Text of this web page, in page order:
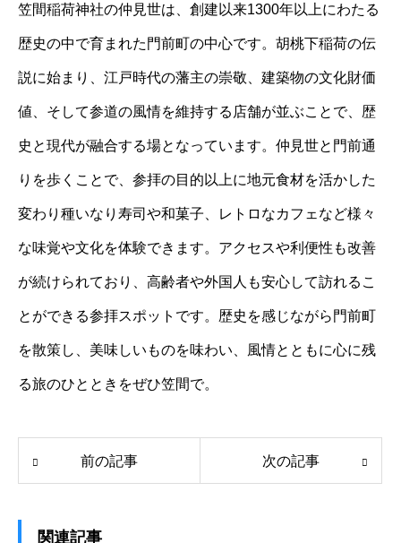
笠間稲荷神社の仲見世は、創建以来1300年以上にわたる
歴史の中で育まれた門前町の中心です。胡桃下稲荷の伝
説に始まり、江戸時代の藩主の崇敬、建築物の文化財価
値、そして参道の風情を維持する店舗が並ぶことで、歴
史と現代が融合する場となっています。仲見世と門前通
りを歩くことで、参拝の目的以上に地元食材を活かした
変わり種いなり寿司や和菓子、レトロなカフェなど様々
な味覚や文化を体験できます。アクセスや利便性も改善
が続けられており、高齢者や外国人も安心して訪れるこ
とができる参拝スポットです。歴史を感じながら門前町
を散策し、美味しいものを味わい、風情とともに心に残
る旅のひとときをぜひ笠間で。
前の記事 次の記事
関連記事